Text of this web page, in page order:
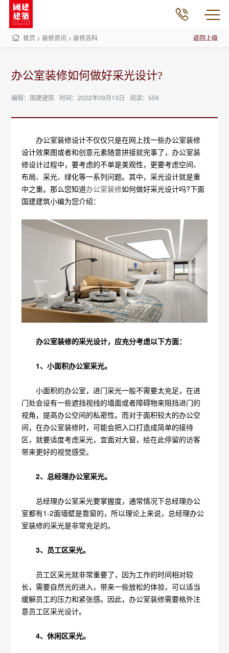
首页 >装修资讯 >装修百科 返回上级
办公室装修如何做好采光设计?
编辑：国建建筑 时间：2022年09月13日 阅读：559
办公室装修设计不仅仅只是在网上找一些办公室装修
设计效果图或者和创意元素随意拼接就完事了，办公室装
修设计过程中，要考虑的不单是美观性，更要考虑空间、
布局、采光、绿化等一系列问题。其中，采光设计就是重
中之重。那么您知道办公室装修如何做好采光设计吗?下面
国建建筑小编为您介绍：
办公室装修的采光设计，应充分考虑以下方面：
1、小面积办公室采光。
小面积的办公室，进门采光一般不需要太充足，在进
门处会设有一些遮挡视线的墙面或者障碍物来阻挡进门的
视角，提高办公空间的私密性。而对于面积较大的办公空
间，在办公室装修时，可能会把入口打造成简单的接待
区，就要适度考虑采光，宜面对大窗，给在此停留的访客
带来更好的视觉感受。
2、总经理办公室采光。
总经理办公室采光要掌握度，通常情况下总经理办公
室都有1-2面墙壁是靠窗的，所以理论上来说，总经理办公
室装修的采光是非常充足的。
3、员工区采光。
员工区采光就非常重要了，因为工作的时间相对较
长，需要自然光的进入，带来一些放松的体验，可以适当
缓解员工的压力和紧张感。因此，办公室装修需要格外注
意员工区采光设计。
4、休闲区采光。